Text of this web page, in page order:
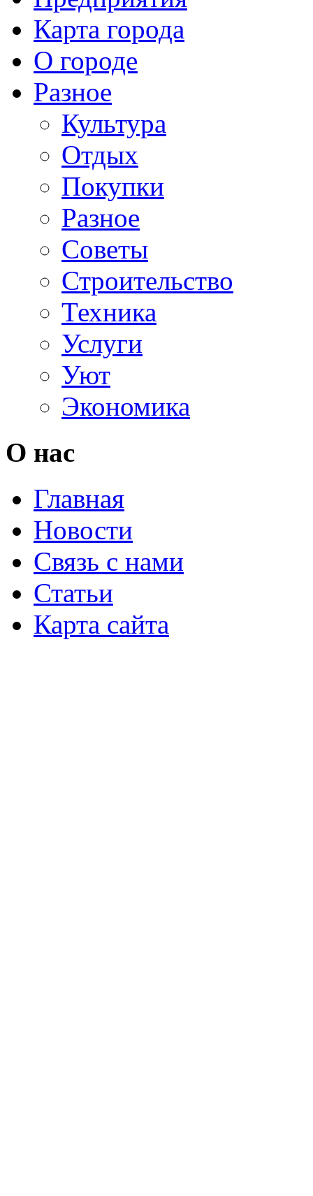
Карта города
О городе
Разное
Культура
Отдых
Покупки
Разное
Советы
Строительство
Техника
Услуги
Уют
Экономика
О нас
Главная
Новости
Связь с нами
Статьи
Карта сайта